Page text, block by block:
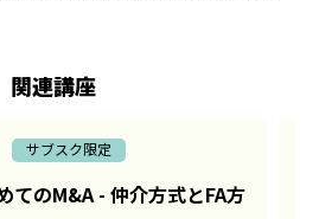
関連講座
サブスク限定
のM&A - 仲介方式とFA方